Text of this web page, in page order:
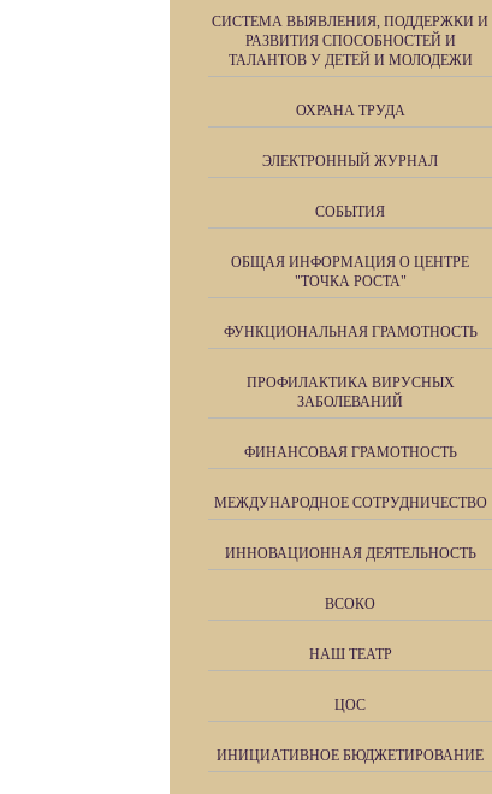
СИСТЕМА ВЫЯВЛЕНИЯ, ПОДДЕРЖКИ И
РАЗВИТИЯ СПОСОБНОСТЕЙ И
ТАЛАНТОВ У ДЕТЕЙ И МОЛОДЕЖИ
ОХРАНА ТРУДА
ЭЛЕКТРОННЫЙ ЖУРНАЛ
СОБЫТИЯ
ОБЩАЯ ИНФОРМАЦИЯ О ЦЕНТРЕ
"ТОЧКА РОСТА"
ФУНКЦИОНАЛЬНАЯ ГРАМОТНОСТЬ
ПРОФИЛАКТИКА ВИРУСНЫХ
ЗАБОЛЕВАНИЙ
ФИНАНСОВАЯ ГРАМОТНОСТЬ
МЕЖДУНАРОДНОЕ СОТРУДНИЧЕСТВО
ИННОВАЦИОННАЯ ДЕЯТЕЛЬНОСТЬ
ВСОКО
НАШ ТЕАТР
ЦОС
ИНИЦИАТИВНОЕ БЮДЖЕТИРОВАНИЕ